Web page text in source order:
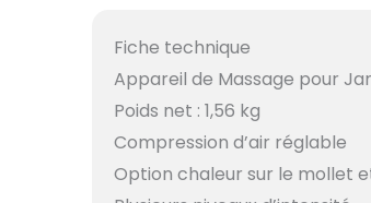
Fiche technique
Appareil de Massage pour
Poids net : 1,56 kg
Compression d’air réglable
Option chaleur sur le mollet